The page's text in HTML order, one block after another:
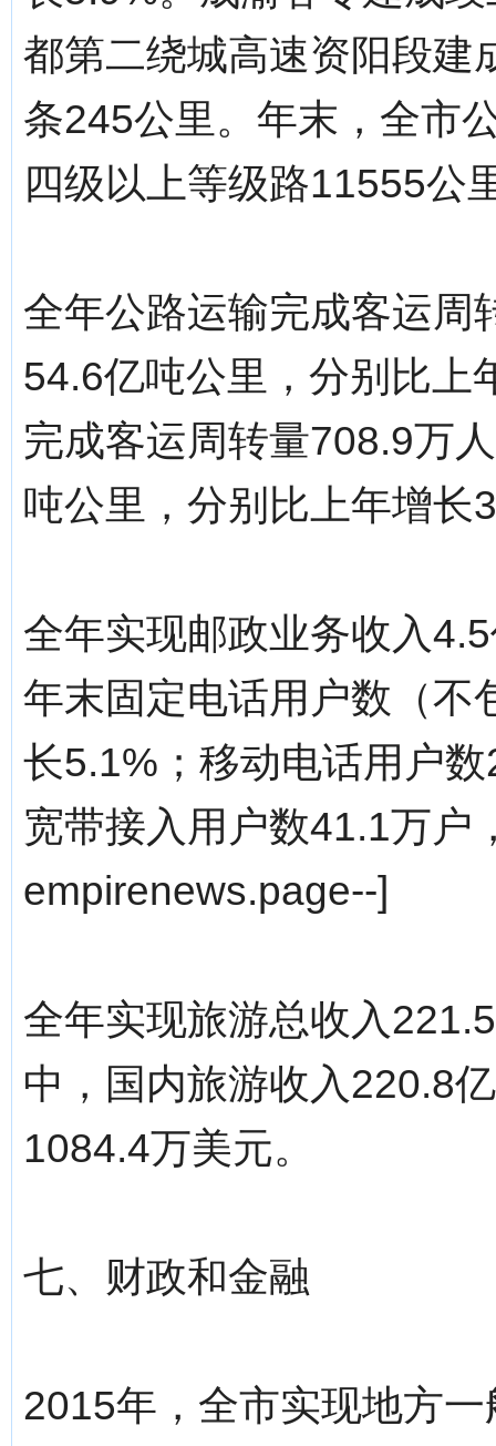
都第二绕城高速资阳段建
条245公里。年末，全市
四级以上等级路11555公
全年公路运输完成客运周
54.6亿吨公里，分别比上
完成客运周转量708.9万
吨公里，分别比上年增长
全年实现邮政业务收入
年末固定电话用户数（不
长5.1%；移动电话用户
宽带接入用户数41.1万户
empirenews.page--]
全年实现旅游总收入
中，国内旅游收入220.8
1084.4万美元。
七、财政和金融
2015年，全市实现地方